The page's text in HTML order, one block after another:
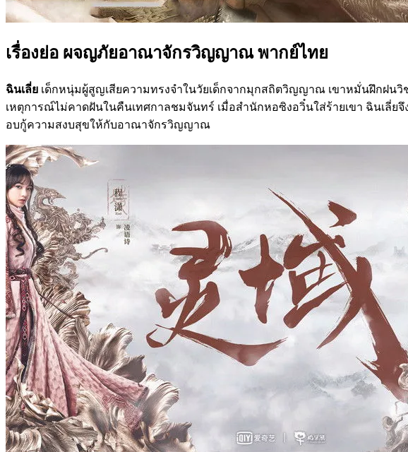
เรื่องย่อ ผจญภัยอาณาจักรวิญญาณ พากย์ไทย
ฉินเลี่ย เด็กหนุ่มผู้สูญเสียความทรงจำในวัยเด็กจากมุกสถิตวิญญาณ เขาหมั่นฝึกฝนวิ
เหตุการณ์ไม่คาดฝันในคืนเทศกาลชมจันทร์ เมื่อสำนักหอซิงอวิ๋นใส่ร้ายเขา ฉินเลี่
อบกู้ความสงบสุขให้กับอาณาจักรวิญญาณ